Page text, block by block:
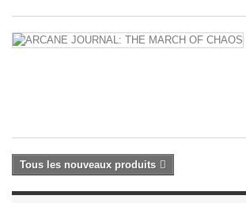
Tous les nouveaux produits